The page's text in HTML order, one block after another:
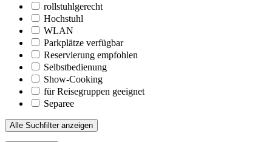
rollstuhlgerecht
Hochstuhl
WLAN
Parkplätze verfügbar
Reservierung empfohlen
Selbstbedienung
Show-Cooking
für Reisegruppen geeignet
Separee
Alle Suchfilter anzeigen